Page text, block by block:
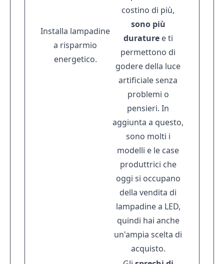
Installa lampadine
a risparmio
energetico.
costino di più,
sono più
duraturee ti
permettono di
godere della luce
artificiale senza
problemi o
pensieri. In
aggiunta a questo,
sono molti i
modelli e le case
produttrici che
oggi si occupano
della vendita di
lampadine a LED,
quindi hai anche
un'ampia scelta di
acquisto.